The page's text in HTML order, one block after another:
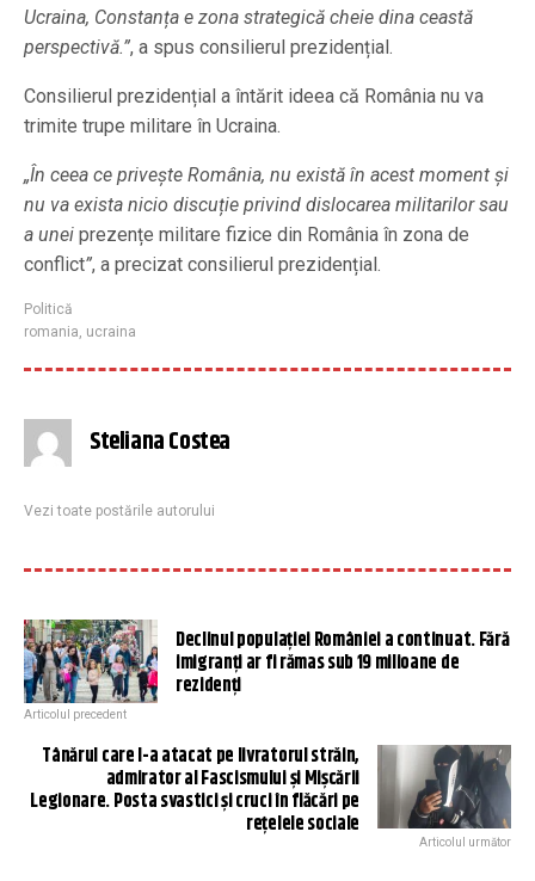
Ucraina, Constanța e zona strategică cheie dina ceastă
perspectivă.”, a spus consilierul prezidențial.
Consilierul prezidențial a întărit ideea că România nu va
trimite trupe militare în Ucraina.
„În ceea ce privește România, nu există în acest moment și
nu va exista nicio discuție privind dislocarea militarilor sau
a unei prezențe militare fizice din România în zona de
conflict”, a precizat consilierul prezidențial.
Politică
romania ucraina
Steliana Costea
Vezi toate postările autorului
Declinul populației României a continuat. Fără
imigranți ar fi rămas sub 19 milioane de
rezidenți
Articolul precedent
Tânărul care l-a atacat pe livratorul străin,
admirator al Fascismului și Mișcării
Legionare. Posta svastici și cruci în flăcări pe
rețelele sociale
Articolul următor